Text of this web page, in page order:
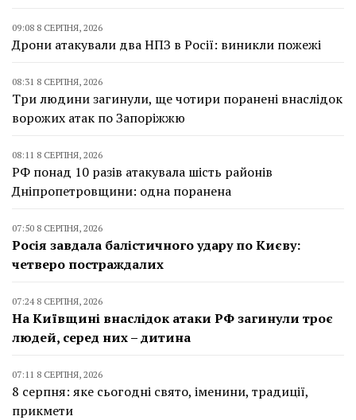
09:08 8 СЕРПНЯ, 2026
Дрони атакували два НПЗ в Росії: виникли пожежі
08:31 8 СЕРПНЯ, 2026
Три людини загинули, ще чотири поранені внаслідок
ворожих атак по Запоріжжю
08:11 8 СЕРПНЯ, 2026
РФ понад 10 разів атакувала шість районів
Дніпропетровщини: одна поранена
07:50 8 СЕРПНЯ, 2026
Росія завдала балістичного удару по Києву:
четверо постраждалих
07:24 8 СЕРПНЯ, 2026
На Київщині внаслідок атаки РФ загинули троє
людей, серед них – дитина
07:11 8 СЕРПНЯ, 2026
8 серпня: яке сьогодні свято, іменини, традиції,
прикмети